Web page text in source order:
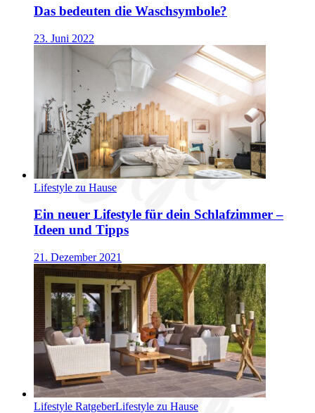
Das bedeuten die Waschsymbole?
23. Juni 2022
Lifestyle zu Hause
Ein neuer Lifestyle für dein Schlafzimmer –
Ideen und Tipps
21. Dezember 2021
Lifestyle RatgeberLifestyle zu Hause